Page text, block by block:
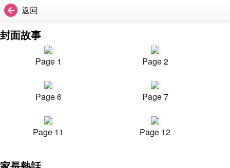
返回
封面故事
Page 1 Page 2
Page 6 Page 7
Page 11 Page 12